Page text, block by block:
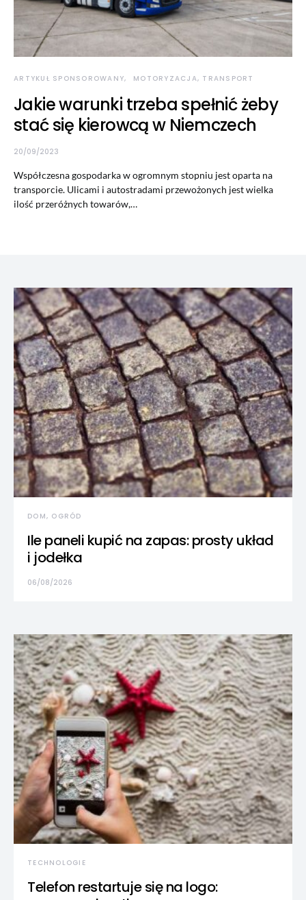
ARTYKUŁ SPONSOROWANY MOTORYZACJA, TRANSPORT
Jakie warunki trzeba spełnić żeby
stać się kierowcą w Niemczech
20/09/2023
Współczesna gospodarka w ogromnym stopniu jest oparta na
transporcie. Ulicami i autostradami przewożonych jest wielka
ilość przeróżnych towarów,…
DOM, OGRÓD
Ile paneli kupić na zapas: prosty układ
i jodełka
06/08/2026
TECHNOLOGIE
Telefon restartuje się na logo: